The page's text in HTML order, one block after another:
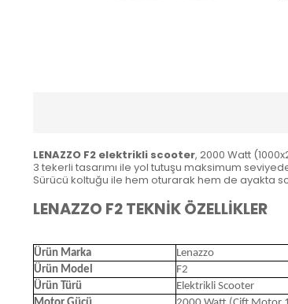
LENAZZO F2 elektrikli scooter, 2000 Watt
3 tekerli tasarımı ile yol tutuşu maksimum
Sürücü koltuğu ile hem oturarak hem de ayakta
LENAZZO F2 TEKNİK ÖZELLİKLER
Ürün Marka
Lenazzo
Ürün Model
F2
Ürün Türü
Elektrikli Scooter